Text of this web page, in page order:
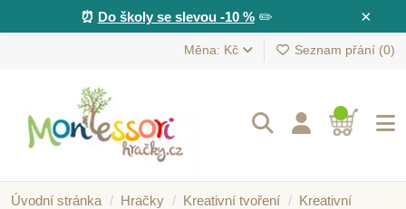
×
⏰ Do školy se slevou -10 %✏️
Měna: Kč Seznam přání (0)
Úvodní stránka Hračky Kreativní tvoření
Kreativní